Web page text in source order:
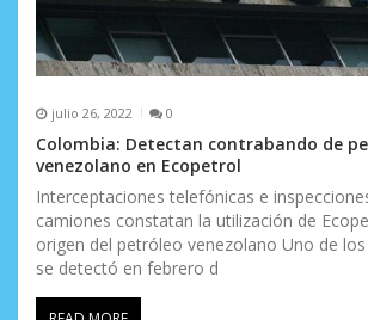
d
a
s julio 26, 2022 0
Colombia: Detectan contrabando de
venezolano en Ecopetrol
Interceptaciones telefónicas e
camiones constatan la utilización de
origen del petróleo venezolano Uno de
se detectó en febrero d